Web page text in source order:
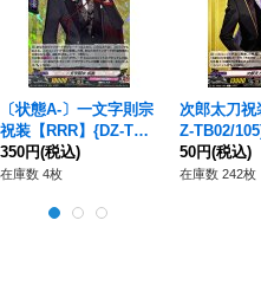
〔状態A-〕一文字則宗
祝装【RRR】{DZ-TB0
2/015}《刀剣乱舞》
350円(税込)
在庫数 4枚
次郎太刀祝
Z-TB02/
舞》
50円(税込)
在庫数 242枚